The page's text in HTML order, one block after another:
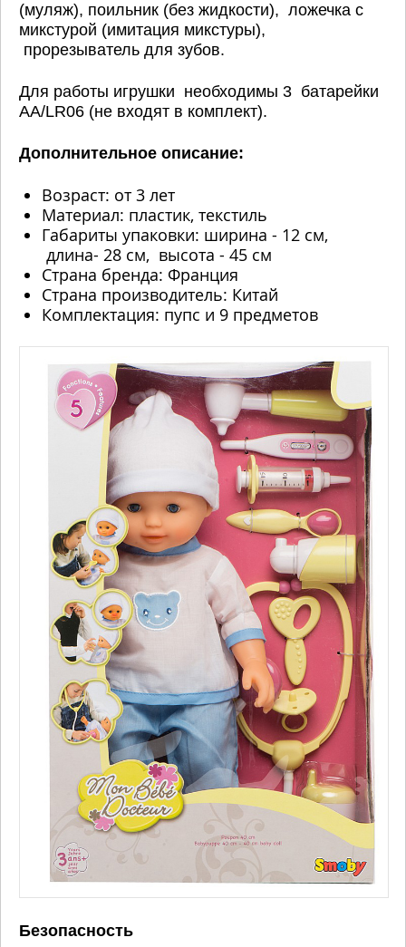
(муляж), поильник (без жидкости), ложечка с
микстурой (имитация микстуры),
прорезыватель для зубов.
Для работы игрушки необходимы 3 батарейки
AA/LR06 (не входят в комплект).
Дополнительное описание:
Возраст: от 3 лет
Материал: пластик, текстиль
Габариты упаковки: ширина - 12 см,
длина- 28 см, высота - 45 см
Страна бренда: Франция
Страна производитель: Китай
Комплектация: пупс и 9 предметов
Безопасность